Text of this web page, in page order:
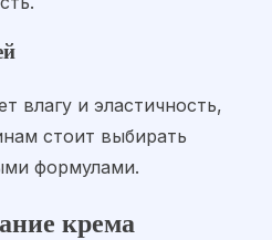
влагу и эластичность,
стоит выбирать
формулами.
крема